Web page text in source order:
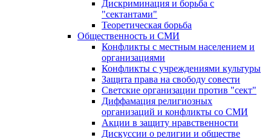
Дискриминация и борьба с
"сектантами"
Теоретическая борьба
Общественность и СМИ
Конфликты с местным населением и
организациями
Конфликты с учреждениями культуры
Защита права на свободу совести
Светские организации против "сект"
Диффамация религиозных
организаций и конфликты со СМИ
Акции в защиту нравственности
Дискуссии о религии и обществе